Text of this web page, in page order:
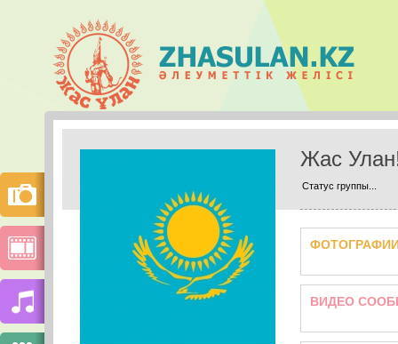
Жас
Статус группы...
ВИДЕО